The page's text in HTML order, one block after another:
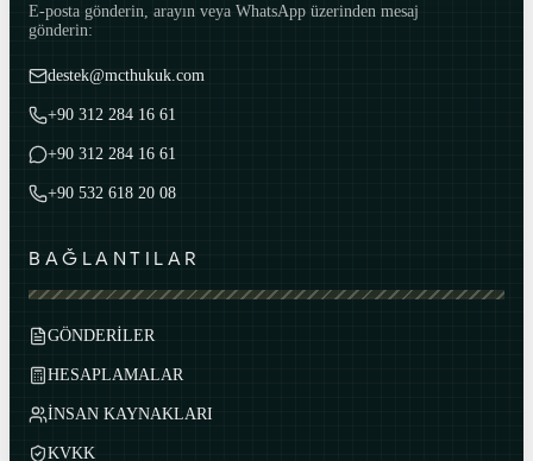
E-posta gönderin, arayın veya WhatsApp üzerinden mesaj
gönderin:
destek@mcthukuk.com
+90 312 284 16 61
+90 312 284 16 61
+90 532 618 20 08
BAĞLANTILAR
GÖNDERİLER
HESAPLAMALAR
İNSAN KAYNAKLARI
KVKK